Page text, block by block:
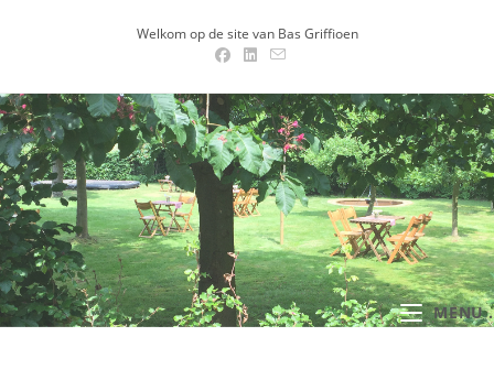
Welkom op de site van Bas Griffioen
MENU .